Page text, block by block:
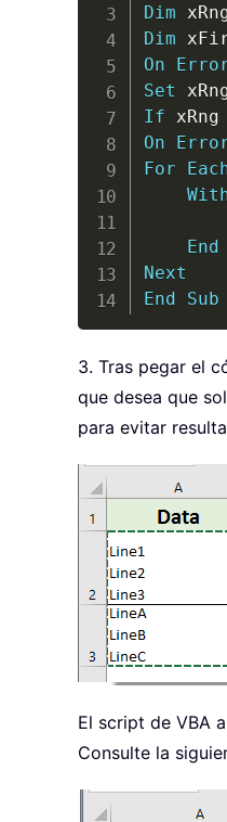
Dim
Dim
On
Set
If xRng
On
For
End
Next
End
Sub
3. Tras pegar el
que desea que
para evitar
El script de VBA
Consulte la